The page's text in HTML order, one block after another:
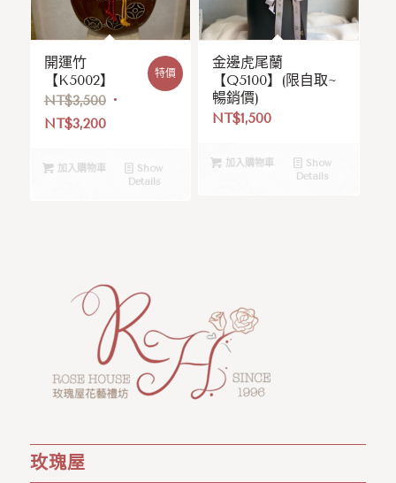
開運竹
【K5002】
NT$3,500
NT$3,200
特價
加入購物車
Show
Details
金邊虎尾蘭
【Q5100】(限自取~
暢銷價)
NT$1,500
加入購物車
Show
Details
玫瑰屋